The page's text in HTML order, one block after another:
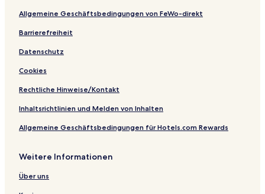
Allgemeine Geschäftsbedingungen von FeWo-direkt
Barrierefreiheit
Datenschutz
Cookies
Rechtliche Hinweise/Kontakt
Inhaltsrichtlinien und Melden von Inhalten
Allgemeine Geschäftsbedingungen für Hotels.com Rewards
Weitere Informationen
Über uns